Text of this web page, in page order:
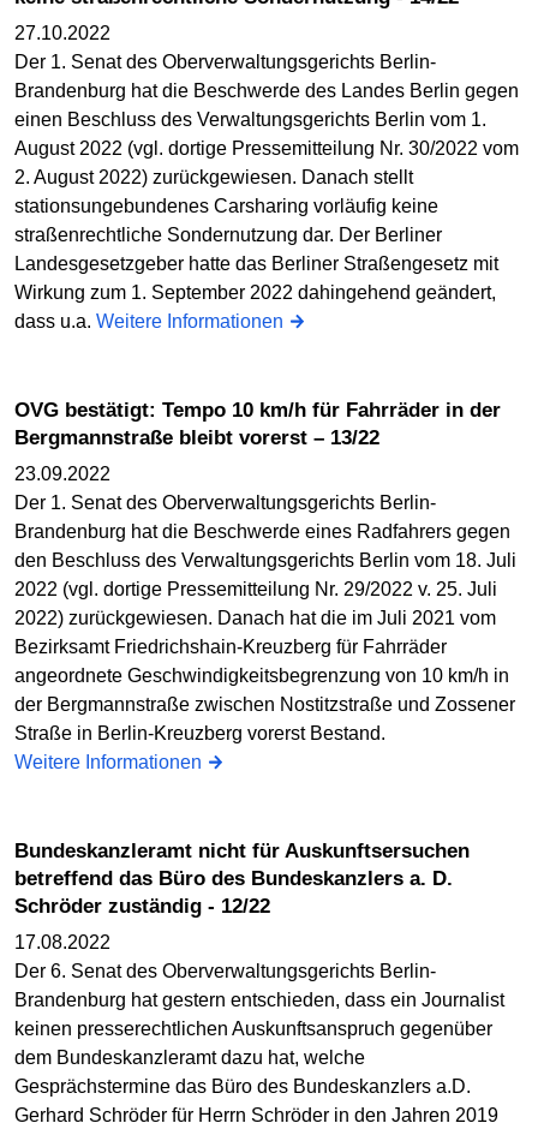
27.10.2022
Der 1. Senat des Oberverwaltungsgerichts Berlin-
Brandenburg hat die Beschwerde des Landes Berlin gegen
einen Beschluss des Verwaltungsgerichts Berlin vom 1.
August 2022 (vgl. dortige Pressemitteilung Nr. 30/2022 vom
2. August 2022) zurückgewiesen. Danach stellt
stationsungebundenes Carsharing vorläufig keine
straßenrechtliche Sondernutzung dar. Der Berliner
Landesgesetzgeber hatte das Berliner Straßengesetz mit
Wirkung zum 1. September 2022 dahingehend geändert,
dass u.a. Weitere Informationen
OVG bestätigt: Tempo 10 km/h für Fahrräder in der
Bergmannstraße bleibt vorerst – 13/22
23.09.2022
Der 1. Senat des Oberverwaltungsgerichts Berlin-
Brandenburg hat die Beschwerde eines Radfahrers gegen
den Beschluss des Verwaltungsgerichts Berlin vom 18. Juli
2022 (vgl. dortige Pressemitteilung Nr. 29/2022 v. 25. Juli
2022) zurückgewiesen. Danach hat die im Juli 2021 vom
Bezirksamt Friedrichshain-Kreuzberg für Fahrräder
angeordnete Geschwindigkeitsbegrenzung von 10 km/h in
der Bergmannstraße zwischen Nostitzstraße und Zossener
Straße in Berlin-Kreuzberg vorerst Bestand.
Weitere Informationen
Bundeskanzleramt nicht für Auskunftsersuchen
betreffend das Büro des Bundeskanzlers a. D.
Schröder zuständig - 12/22
17.08.2022
Der 6. Senat des Oberverwaltungsgerichts Berlin-
Brandenburg hat gestern entschieden, dass ein Journalist
keinen presserechtlichen Auskunftsanspruch gegenüber
dem Bundeskanzleramt dazu hat, welche
Gesprächstermine das Büro des Bundeskanzlers a.D.
Gerhard Schröder für Herrn Schröder in den Jahren 2019